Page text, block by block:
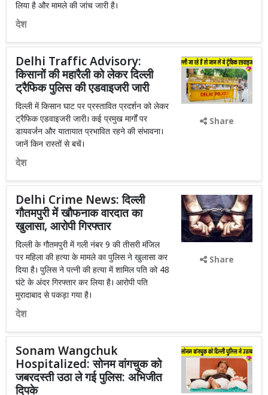
लिया है और मामले की जांच जारी है।
देश
Delhi Traffic Advisory:
किसानों की महारैली को लेकर दिल्ली
ट्रैफिक पुलिस की एडवाइजरी जारी
दिल्ली में किसान घाट पर प्रस्तावित प्रदर्शन को लेकर
ट्रैफिक एडवाइजरी जारी। कई प्रमुख मार्गों पर
डायवर्जन और यातायात प्रभावित रहने की संभावना।
जानें किन रास्तों से बचें।
देश
Share
Delhi Crime News: दिल्ली
गौतमपुरी में खौफनाक वारदात का
खुलासा, आरोपी गिरफ्तार
दिल्ली के गौतमपुरी में गली नंबर 9 की तीसरी मंजिल
पर महिला की हत्या के मामले का पुलिस ने खुलासा कर
दिया है। पुलिस ने पत्नी की हत्या में शामिल पति को 48
घंटे के अंदर गिरफ्तार कर लिया है। आरोपी पति
मुरादाबाद से पकड़ा गया है।
देश
Share
Sonam Wangchuk
Hospitalized: सोनम वांगचुक को
जबरदस्ती उठा ले गई पुलिस: अभिजीत
दिपके